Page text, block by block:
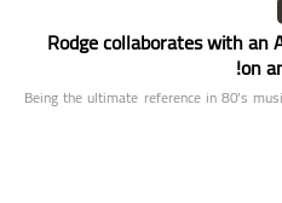
Rodge collaborates with an
on
Being the ultimate reference in 80’s